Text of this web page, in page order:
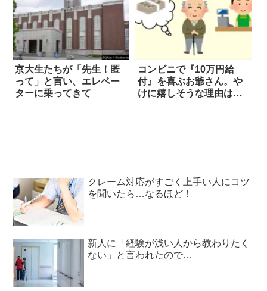
京大生たちが「先生！匿
って」と言い、エレベー
ターに乗ってきて
コンビニで『10万円給
付』を喜ぶお爺さん。や
けに嬉しそうな理由は…
クレーム対応がすごく上手い人にコツ
を聞いたら…なるほど！
新人に「経験が浅い人から教わりたく
ない」と言われたので…